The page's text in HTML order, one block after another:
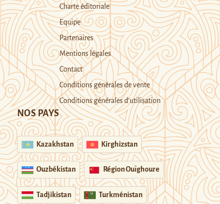
Charte éditoriale
Equipe
Partenaires
Mentions légales
Contact
Conditions générales de vente
Conditions générales d’utilisation
NOS PAYS
Kazakhstan Kirghizstan
Ouzbékistan Région Ouïghoure
Tadjikistan Turkménistan